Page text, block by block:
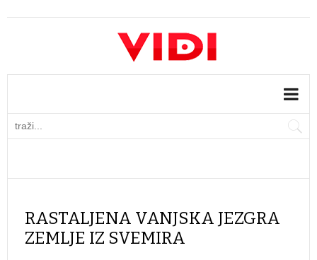
RASTALJENA VANJSKA JEZGRA
ZEMLJE IZ SVEMIRA